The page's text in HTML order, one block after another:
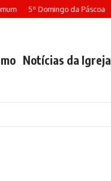
5º Domingo da Páscoa
Notícias da Igreja